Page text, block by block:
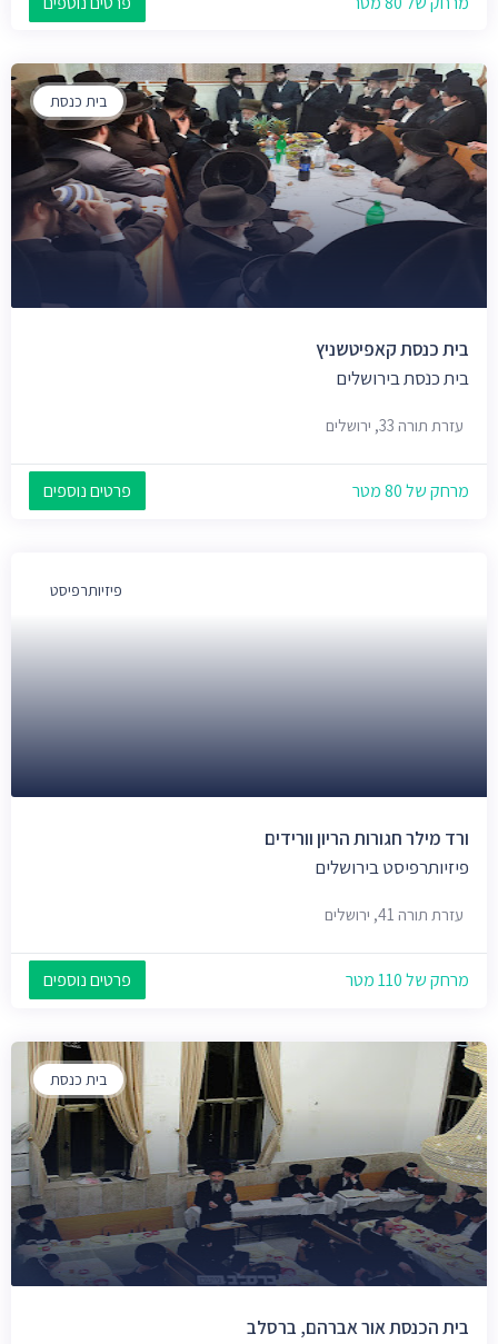
בית כנסת
בית כנסת קאפיטשניץ
בית כנסת בירושלים
עזרת תורה 33, ירושלים
מרחק של 80 מטר פרטים נוספים
פיזיותרפיסט
ורד מילר חגורות הריון וורידים
פיזיותרפיסט בירושלים
עזרת תורה 41, ירושלים
מרחק של 110 מטר פרטים נוספים
בית כנסת
בית הכנסת אור אברהם, ברסלב